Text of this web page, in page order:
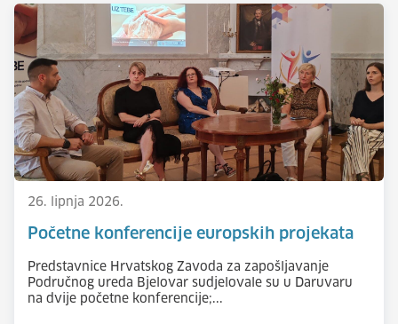
26. lipnja 2026.
Početne konferencije europskih projekata
Predstavnice Hrvatskog Zavoda za zapošljavanje
Područnog ureda Bjelovar sudjelovale su u Daruvaru
na dvije početne konferencije;...